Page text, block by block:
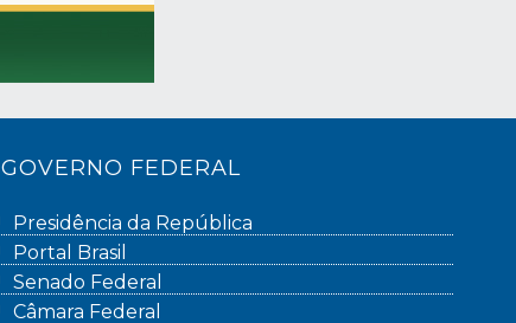
GOVERNO FEDERAL
Presidência da República
Portal Brasil
Senado Federal
Câmara Federal